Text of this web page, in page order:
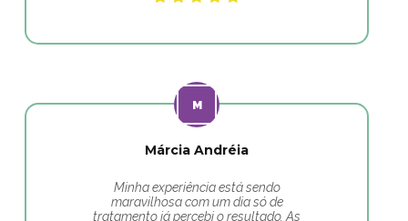
Márcia Andréia
Minha experiência está sendo
maravilhosa com um dia só de
tratamento já percebi o resultado. As